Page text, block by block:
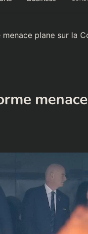
plane sur la